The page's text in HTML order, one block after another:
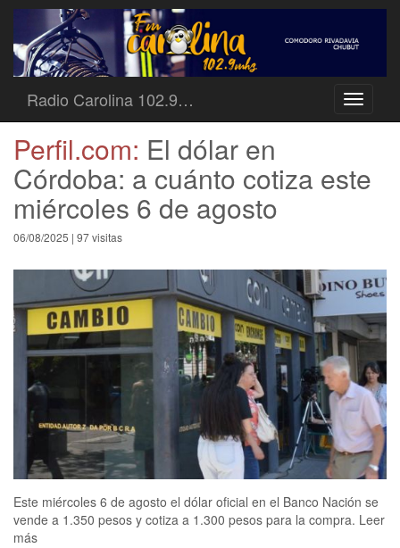
Toggle
Radio Carolina 102.9…
Perfil.com: El dólar en
Córdoba: a cuánto cotiza este
miércoles 6 de agosto
06/08/2025 | 97 visitas
Este miércoles 6 de agosto el dólar oficial en el Banco Nación se
vende a 1.350 pesos y cotiza a 1.300 pesos para la compra. Leer
más